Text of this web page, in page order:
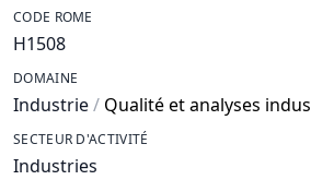
CODE ROME
H1508
DOMAINE
Industrie/ Qualité et analyses
SECTEUR D'ACTIVITÉ
Industries